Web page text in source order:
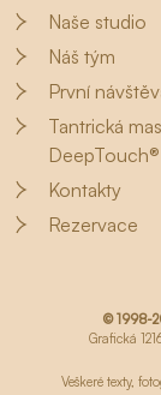
Naše studio
Náš tým
První
Tantrická
DeepTouch®
Kontakty
Rezervace
© 1998-
Grafická
Veškeré texty,